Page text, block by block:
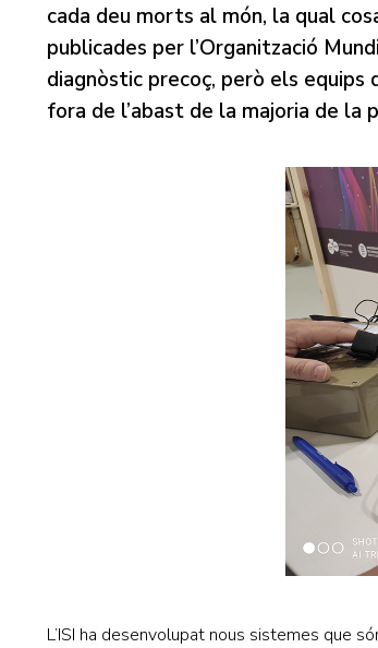
cada deu morts al món, la qual
publicades per l’Organització
diagnòstic precoç, però els equips
fora de l’abast de la majoria de la
L’ISI ha desenvolupat nous sistemes que